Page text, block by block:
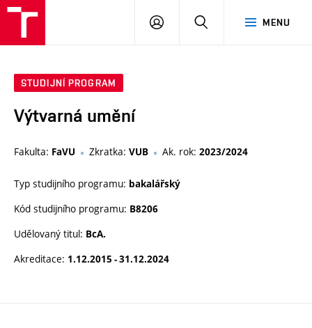
MENU
PŘIHLÁSIT
STUDIJNÍ PROGRAM
Výtvarná umění
Fakulta: FaVU Zkratka: VUB Ak. rok: 2023/2024
Typ studijního programu: bakalářský
Kód studijního programu: B8206
Udělovaný titul: BcA.
Akreditace: 1.12.2015 - 31.12.2024